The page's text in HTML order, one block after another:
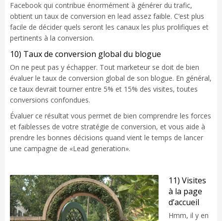
Facebook qui contribue énormément à générer du trafic,
obtient un taux de conversion en lead assez faible. C’est plus
facile de décider quels seront les canaux les plus prolifiques et
pertinents à la conversion.
10) Taux de conversion global du blogue
On ne peut pas y échapper. Tout marketeur se doit de bien
évaluer le taux de conversion global de son blogue. En général,
ce taux devrait tourner entre 5% et 15% des visites, toutes
conversions confondues.
Évaluer ce résultat vous permet de bien comprendre les forces
et faiblesses de votre stratégie de conversion, et vous aide à
prendre les bonnes décisions quand vient le temps de lancer
une campagne de «Lead generation».
11) Visites
à la page
d’accueil
Hmm, il y en